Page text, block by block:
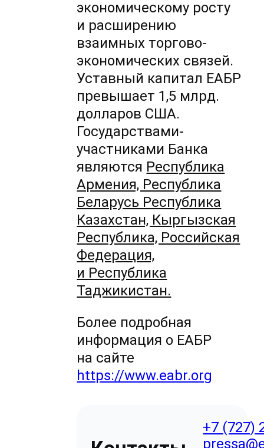
экономическому росту
и расширению
взаимных торгово-
экономических связей.
Уставный капитал ЕАБР
превышает 1,5 млрд.
долларов США.
Государствами-
участниками Банка
являются Республика
Армения, Республика
Беларусь Республика
Казахстан, Кыргызская
Республика, Российская
Федерация,
и Республика
Таджикистан.
Более подробная
информация о ЕАБР
на сайте
https://www.eabr.org
+7 (727)